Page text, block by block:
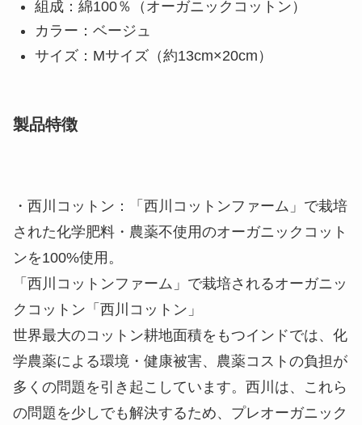
販売店：STYLEVOICE.COM
予約受付：9月10日(火) 12時（正午）から予約
受付開始
税込価格：2,980円（2枚セット）
組成：綿100％（オーガニックコットン）
サイズ：Mサイズ（約13cm×20cm）